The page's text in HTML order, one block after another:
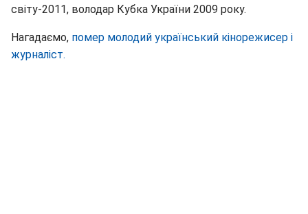
світу-2011, володар Кубка України 2009 року.
Нагадаємо, помер молодий український кінорежисер і
журналіст.